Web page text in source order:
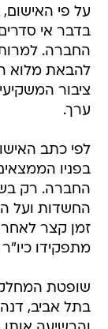
בדבר אי
החברה.
להבאת מלוא
ציבור
ערך.
לפי כתב
בפניו
החברה. רק
החשדות ועל
זמן קצר
מתפקידו
שופטת
בתל אביב,